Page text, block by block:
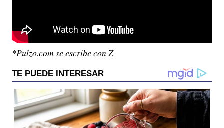
*Pulzo.com se escribe con Z